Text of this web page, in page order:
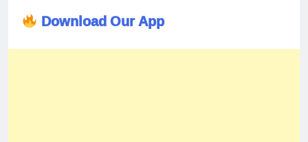
Download Our App